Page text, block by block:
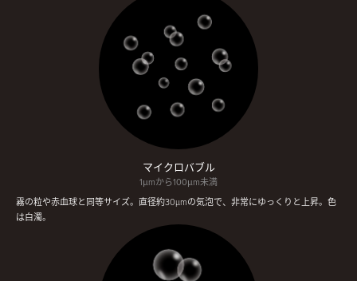
マイクロバブル
1μmから100μm未満
霧の粒や赤血球と同等サイズ。直径約30µmの気泡で、非常にゆっくりと上昇。色
は白濁。